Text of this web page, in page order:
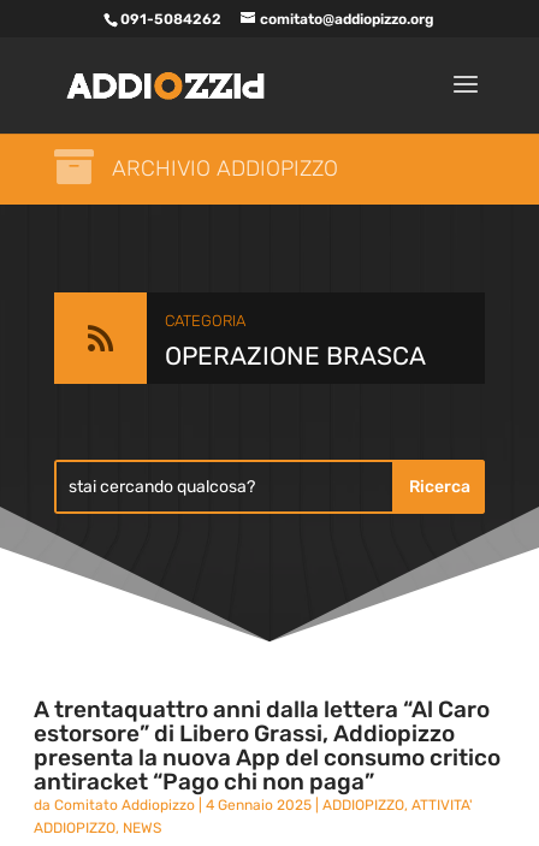
091-5084262 comitato@addiopizzo.org
 ARCHIVIO ADDIOPIZZO

CATEGORIA
OPERAZIONE BRASCA
A trentaquattro anni dalla lettera “Al Caro
estorsore” di Libero Grassi, Addiopizzo
presenta la nuova App del consumo critico
antiracket “Pago chi non paga”
daComitato Addiopizzo |4 Gennaio 2025 |ADDIOPIZZO,ATTIVITA'
ADDIOPIZZO, NEWS